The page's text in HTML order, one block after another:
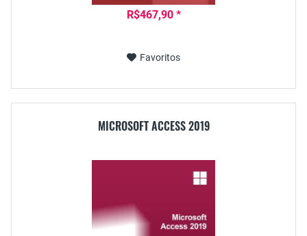
R$467,90 *
Favoritos
MICROSOFT ACCESS 2019